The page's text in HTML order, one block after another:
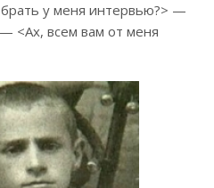
у меня интервью?> —
<Ах, всем вам от меня